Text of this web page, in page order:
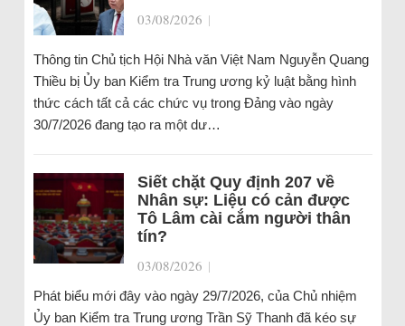
03/08/2026 |
Thông tin Chủ tịch Hội Nhà văn Việt Nam Nguyễn Quang
Thiều bị Ủy ban Kiểm tra Trung ương kỷ luật bằng hình
thức cách tất cả các chức vụ trong Đảng vào ngày
30/7/2026 đang tạo ra một dư…
Siết chặt Quy định 207 về
Nhân sự: Liệu có cản được
Tô Lâm cài cắm người thân
tín?
03/08/2026 |
Phát biểu mới đây vào ngày 29/7/2026, của Chủ nhiệm
Ủy ban Kiểm tra Trung ương Trần Sỹ Thanh đã kéo sự